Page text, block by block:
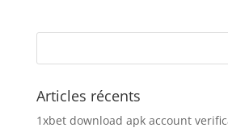
Articles récents
1xbet download apk account